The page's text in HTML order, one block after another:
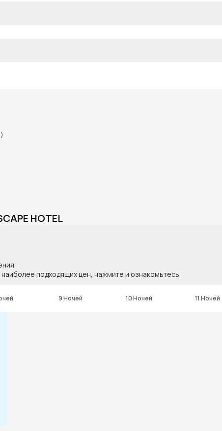
HOTEL
подходящих цен, нажмите и ознакомьтесь.
9 Ночей 10 Ночей 11 Ночей